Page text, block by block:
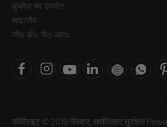
कुकीज़ का उपयोग
साइटमैप
जीo डीo पीo आरo
कॉपीराइट © 2019 जैक्वार, सर्वाधिकार सुरक्षित